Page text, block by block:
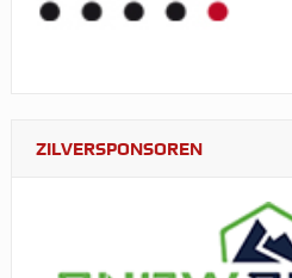
ZILVERSPONSOREN